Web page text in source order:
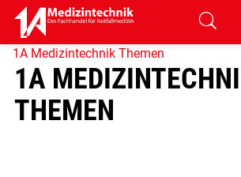
Zum Hauptinhalt springen
V
1A Medizintechnik Themen
1A
THEMEN